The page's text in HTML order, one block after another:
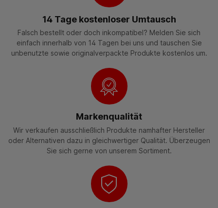
14 Tage kostenloser Umtausch
Falsch bestellt oder doch inkompatibel? Melden Sie sich
einfach innerhalb von 14 Tagen bei uns und tauschen Sie
unbenutzte sowie originalverpackte Produkte kostenlos um.
Markenqualität
Wir verkaufen ausschließlich Produkte namhafter Hersteller
oder Alternativen dazu in gleichwertiger Qualität. Überzeugen
Sie sich gerne von unserem Sortiment.